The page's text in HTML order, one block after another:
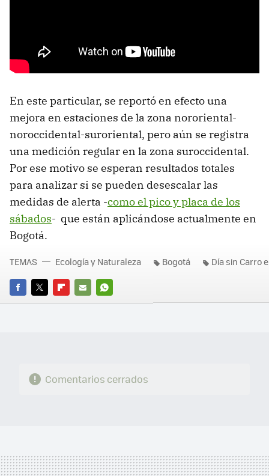
En este particular, se reportó en efecto una
mejora en estaciones de la zona nororiental-
noroccidental-suroriental, pero aún se registra
una medición regular en la zona suroccidental.
Por ese motivo se esperan resultados totales
para analizar si se pueden desescalar las
medidas de alerta -como el pico y placa de los
sábados- que están aplicándose actualmente en
Bogotá.
FACEBOOK
TWITTERFLIPBOARD
E-
WHATSAPP
TEMAS Ecología y Naturaleza Bogotá Día sin Carro
Comentarios cerrados